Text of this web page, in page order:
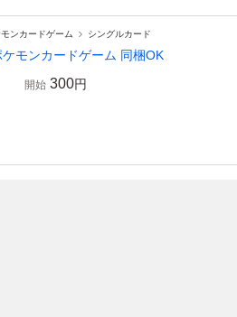
ンカードゲーム シングルカード
モンカードゲーム 同梱OK
開始 300円